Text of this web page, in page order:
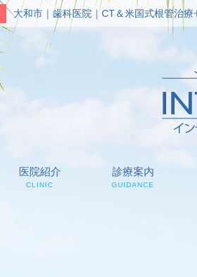
大和市｜歯科医院｜CT＆米国式根管治療
医院紹介
CLINIC
診療案内
GUIDANCE